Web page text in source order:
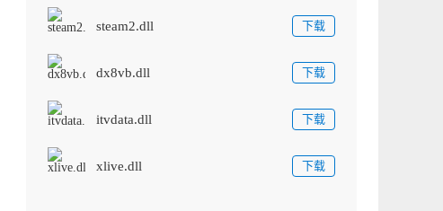
steam2.dll 下载
dx8vb.dll 下载
itvdata.dll 下载
xlive.dll 下载